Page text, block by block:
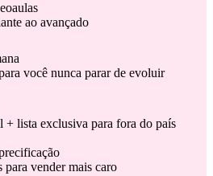
ao avançado
você nunca parar de evoluir
+ lista exclusiva para fora do país
vender mais caro